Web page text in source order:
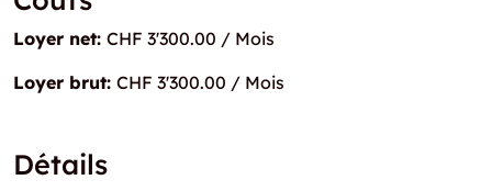
Loyer net: CHF 3'300.00 / Mois
Loyer brut: CHF 3'300.00 / Mois
Détails